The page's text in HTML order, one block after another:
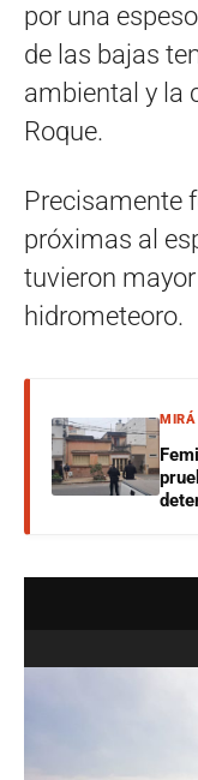
por una
de las bajas
ambiental y la
Roque.
Precisamente
próximas al
tuvieron
hidrometeoro.